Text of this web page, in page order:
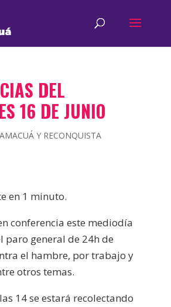
DEL
16 DE JUNIO
Y RECONQUISTA
en 1 minuto.
conferencia este mediodía
paro general de 24h de
el hambre, por trabajo y
otros temas.
14 se estará recolectando